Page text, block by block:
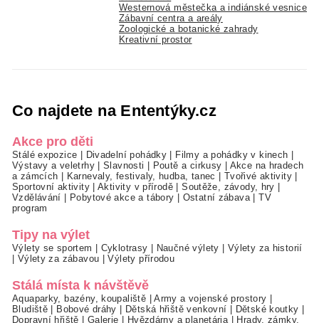
Westernová městečka a indiánské vesnice
Zábavní centra a areály
Zoologické a botanické zahrady
Kreativní prostor
Co najdete na Ententýky.cz
Akce pro děti
Stálé expozice Divadelní pohádky Filmy a pohádky v kinech
Výstavy a veletrhy|Slavnosti Poutě a cirkusy
Akce na hradech
a zámcích
Karnevaly, festivaly, hudba, tanec Tvořivé aktivity
Sportovní aktivity|Aktivity v přírodě |Soutěže, závody, hry
Vzdělávání
Pobytové akce a tábory Ostatní zábava|TV
program
Tipy na výlet
Výlety se sportem Cyklotrasy Naučné výlety
Výlety za historií
Výlety za zábavou |Výlety přírodou
Stálá místa k návštěvě
Aquaparky, bazény, koupaliště |Army a vojenské prostory
Bludiště
Bobové dráhy Dětská hřiště venkovní Dětské koutky
Dopravní hřiště
Galerie Hvězdárny a planetária|
Hrady, zámky,